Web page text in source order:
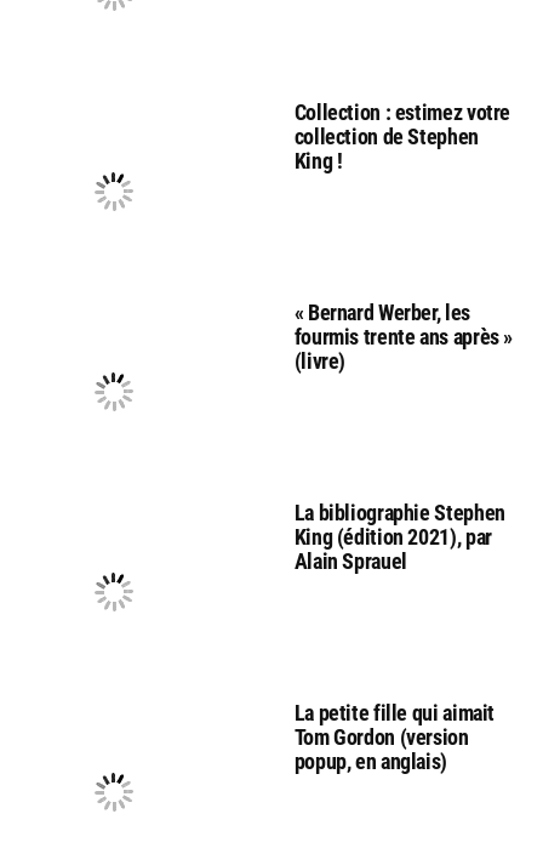
Collection : estimez votre
collection de Stephen
King !
« Bernard Werber, les
fourmis trente ans après »
(livre)
La bibliographie Stephen
King (édition 2021), par
Alain Sprauel
La petite fille qui aimait
Tom Gordon (version
popup, en anglais)